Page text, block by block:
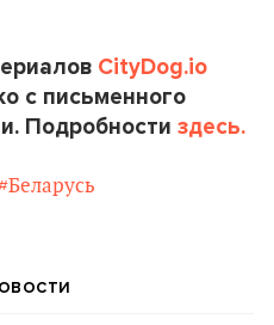
CityDog.io
с письменного
Подробности здесь.